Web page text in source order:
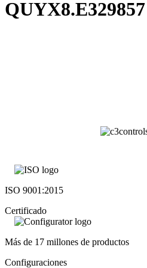
ISO 9001:2015
Certificado
Más de 17 millones de productos
Configuraciones